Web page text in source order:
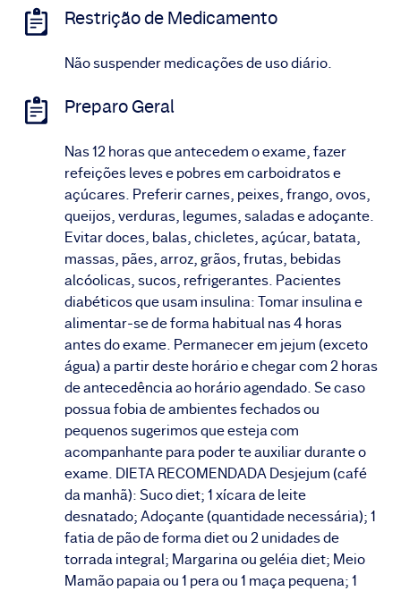
Restrição de Medicamento
Não suspender medicações de uso diário.
Preparo Geral
Nas 12 horas que antecedem o exame, fazer
refeições leves e pobres em carboidratos e
açúcares. Preferir carnes, peixes, frango, ovos,
queijos, verduras, legumes, saladas e adoçante.
Evitar doces, balas, chicletes, açúcar, batata,
massas, pães, arroz, grãos, frutas, bebidas
alcóolicas, sucos, refrigerantes. Pacientes
diabéticos que usam insulina: Tomar insulina e
alimentar-se de forma habitual nas 4 horas
antes do exame. Permanecer em jejum (exceto
água) a partir deste horário e chegar com 2 horas
de antecedência ao horário agendado. Se caso
possua fobia de ambientes fechados ou
pequenos sugerimos que esteja com
acompanhante para poder te auxiliar durante o
exame. DIETA RECOMENDADA Desjejum (café
da manhã): Suco diet; 1 xícara de leite
desnatado; Adoçante (quantidade necessária); 1
fatia de pão de forma diet ou 2 unidades de
torrada integral; Margarina ou geléia diet; Meio
Mamão papaia ou 1 pera ou 1 maça pequena; 1